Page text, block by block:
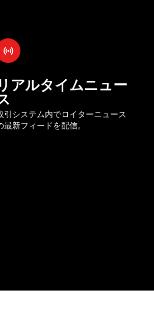
アルタイムニュー
引システム内でロイターニュース
最新フィードを配信。